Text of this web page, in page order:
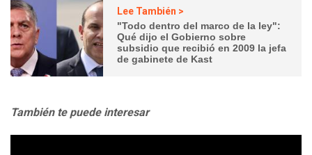
Lee También >
"Todo dentro del marco de la ley":
Qué dijo el Gobierno sobre
subsidio que recibió en 2009 la jefa
de gabinete de Kast
También te puede interesar